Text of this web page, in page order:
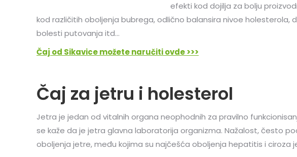
efekti kod dojilja za bolju
kod različitih oboljenja bubrega, odlično balansira nivoe
bolesti putovanja itd…
Čaj od Sikavice možete naručiti ovde >>>
Čaj za jetru i holesterol
Jetra je jedan od vitalnih organa neophodnih za pravilno
se kaže da je jetra glavna laboratorija organizma. Nažalost, često
oboljenja jetre, među kojima su najčešća oboljenja hepatitis i ciroza